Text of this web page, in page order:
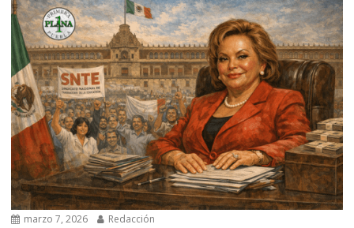
marzo 7, 2026 Redacción